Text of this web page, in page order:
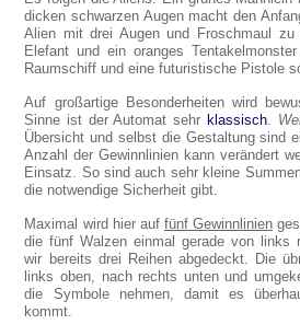
dicken schwarzen Augen macht den
Alien mit drei Augen und Froschmaul
Elefant und ein oranges
Raumschiff und eine futuristische Pistole
Auf großartige Besonderheiten wird
Sinne ist der Automat sehr klassisch.
Übersicht und selbst die Gestaltung sind
Anzahl der Gewinnlinien kann verändert
Einsatz. So sind auch sehr kleine
die notwendige Sicherheit gibt.
Maximal wird hier auf fünf Gewinnlinien
die fünf Walzen einmal gerade von links
wir bereits drei Reihen abgedeckt. Die
links oben, nach rechts unten und
die Symbole nehmen, damit es
kommt.